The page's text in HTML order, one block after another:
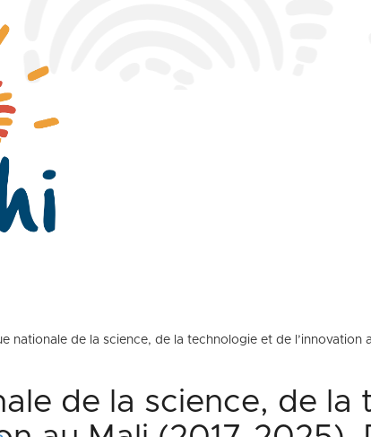
nationale de la science, de la technologie et de
de la science, de la